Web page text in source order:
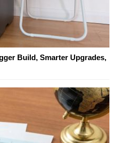
Build, Smarter Upgrades,